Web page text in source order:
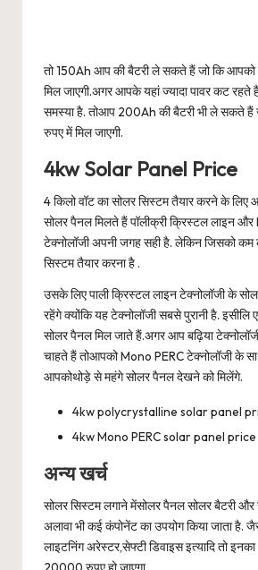
तो 150Ah आप की बैटरी ले सकते हैं जो कि
मिल जाएगी.अगर आपके यहां ज्यादा पावर कट रहते
समस्या है. तोआप 200Ah की बैटरी भी ले सकते हैं
रुपए में मिल जाएगी.
4kw Solar Panel Price
4 किलो वॉट का सोलर सिस्टम तैयार करने के लिए
सोलर पैनल मिलते हैं पॉलीक्री क्रिस्टल लाइन और
टेक्नोलॉजी अपनी जगह सही है. लेकिन जिसको कम
सिस्टम तैयार करना है .
उसके लिए पाली क्रिस्टल लाइन टेक्नोलॉजी के
रहेंगे क्योंकि यह टेक्नोलॉजी सबसे पुरानी है.
सोलर पैनल मिल जाते हैं.अगर आप बढ़िया
चाहते हैं तोआपको Mono PERC टेक्नोलॉजी के
आपकोथोड़े से महंगे सोलर पैनल देखने को मिलेंगे.
4kw polycrystalline solar panel
4kw Mono PERC solar panel price
अन्य खर्च
सोलर सिस्टम लगाने मेंसोलर पैनल सोलर बैटरी और
अलावा भी कई कंपोनेंट का उपयोग किया जाता है.
लाइटनिंग अरेस्टर,सेफ्टी डिवाइस इत्यादि तो